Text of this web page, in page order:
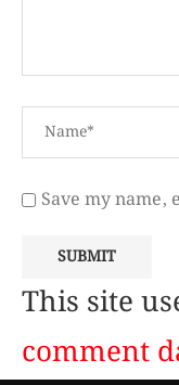
Save my
This site
comment